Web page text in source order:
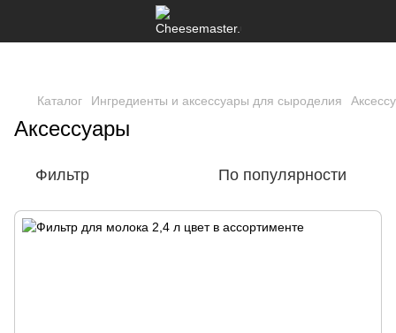
Каталог Ингредиенты и аксессуары для сыроделия
Аксессуары
Фильтр По популярности